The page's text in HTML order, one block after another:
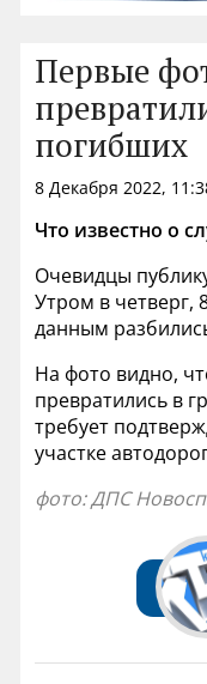
Первые
погибших
8 Декабря 2022,
Что известно о
Очевидцы
Утром в четверг,
данным
На фото видно,
превратились в
требует
участке
фото: ДПС